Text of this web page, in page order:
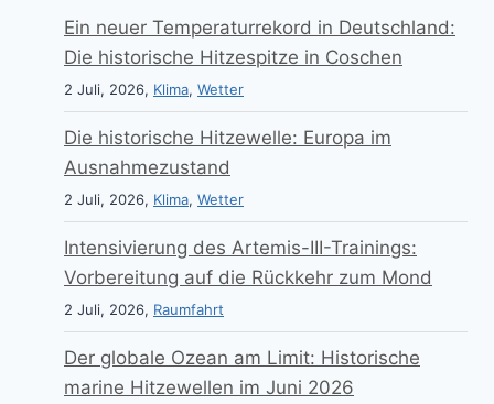
Ein neuer Temperaturrekord in Deutschland:
Die historische Hitzespitze in Coschen
2 Juli, 2026, Klima, Wetter
Die historische Hitzewelle: Europa im
Ausnahmezustand
2 Juli, 2026, Klima, Wetter
Intensivierung des Artemis-III-Trainings:
Vorbereitung auf die Rückkehr zum Mond
2 Juli, 2026, Raumfahrt
Der globale Ozean am Limit: Historische
marine Hitzewellen im Juni 2026